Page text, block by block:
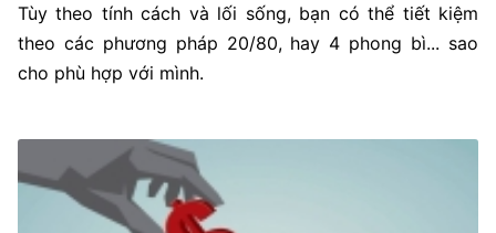
Tùy theo tính cách và lối sống, bạn có thể tiết kiệm
theo các phương pháp 20/80, hay 4 phong bì... sao
cho phù hợp với mình.